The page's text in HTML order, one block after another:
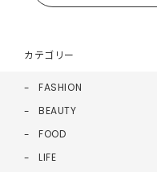
カテゴリー
FASHION
BEAUTY
FOOD
LIFE